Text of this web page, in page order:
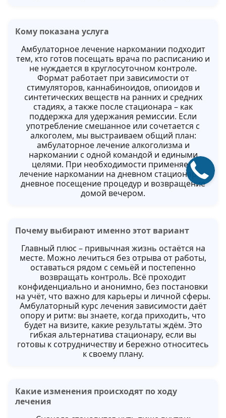
Кому показана услуга
Амбулаторное лечение наркомании подходит
тем, кто готов посещать врача по расписанию и
не нуждается в круглосуточном контроле.
Формат работает при зависимости от
стимуляторов, каннабиноидов, опиоидов и
синтетических веществ на ранних и средних
стадиях, а также после стационара – как
поддержка для удержания ремиссии. Если
употребление смешанное или сочетается с
алкоголем, мы выстраиваем общий план:
амбулаторное лечение алкоголизма и
наркомании с одной командой и едиными
целями. При необходимости применяем
лечение наркомании на дневном стационаре –
дневное посещение процедур и возвращение
домой вечером.
Почему выбирают именно этот вариант
Главный плюс – привычная жизнь остаётся на
месте. Можно лечиться без отрыва от работы,
оставаться рядом с семьёй и постепенно
возвращать контроль. Всё проходит
конфиденциально и анонимно, без постановки
на учёт, что важно для карьеры и личной сферы.
Амбулаторный курс лечения зависимости даёт
опору и ритм: вы знаете, когда приходить, что
будет на визите, какие результаты ждём. Это
гибкая альтернатива стационару, если вы
готовы к сотрудничеству и бережно относитесь
к своему плану.
Какие изменения происходят по ходу
лечения